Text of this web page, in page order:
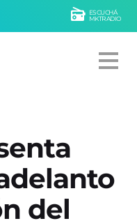
ESCUCHÁ
MKTRADIO
del